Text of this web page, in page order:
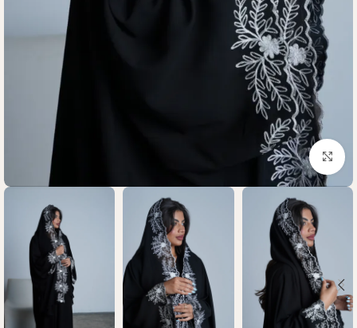
Click to enlarge